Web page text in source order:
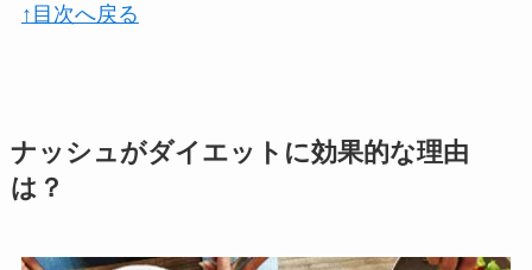
↑目次へ戻る
ナッシュがダイエットに効果的な理由
は？